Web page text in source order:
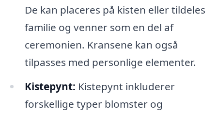
De kan placeres på kisten eller tildeles
familie og venner som en del af
ceremonien. Kransene kan også
tilpasses med personlige elementer.
Kistepynt: Kistepynt inkluderer
forskellige typer blomster og